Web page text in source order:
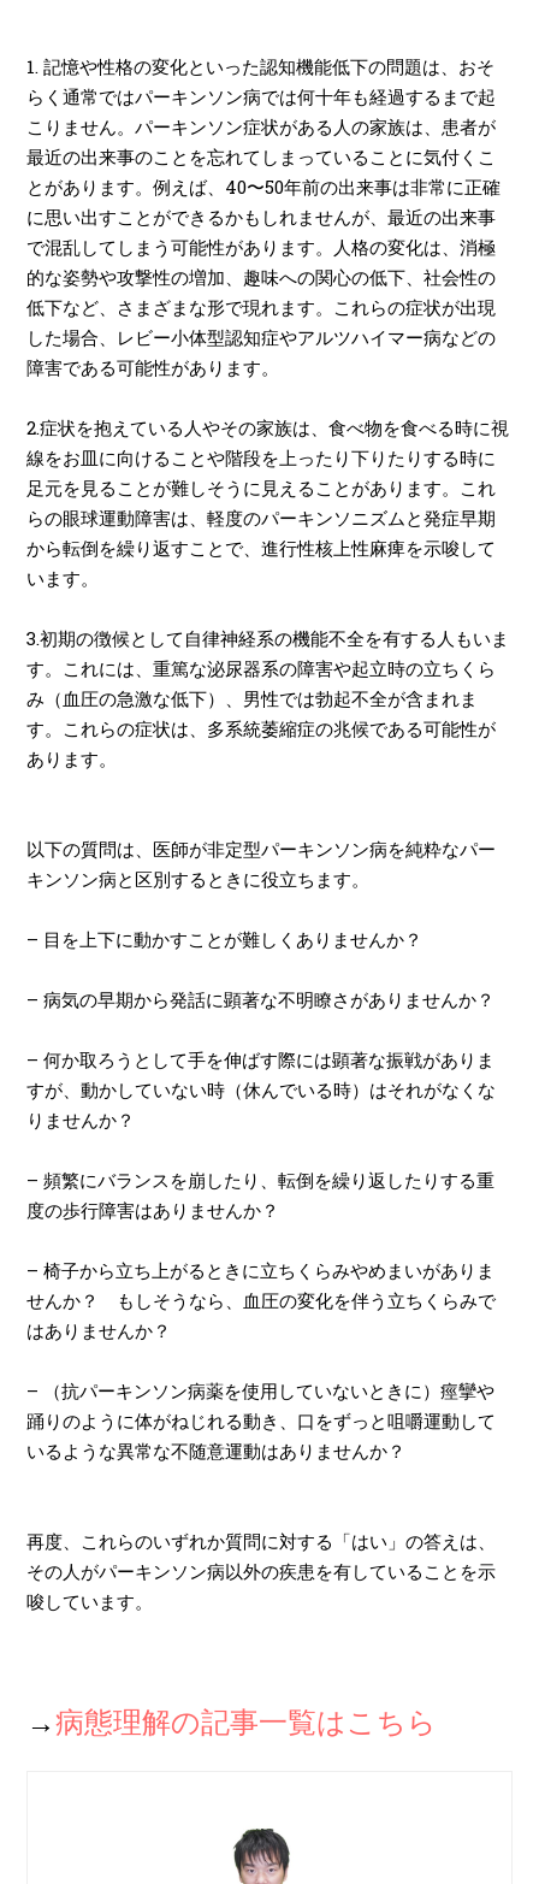
1. 記憶や性格の変化といった認知機能低下の問題は、おそ
らく通常ではパーキンソン病では何十年も経過するまで起
こりません。パーキンソン症状がある人の家族は、患者が
最近の出来事のことを忘れてしまっていることに気付くこ
とがあります。例えば、 40〜50年前の出来事は非常に正確
に思い出すことができるかもしれませんが、最近の出来事
で混乱してしまう可能性があります。人格の変化は、消極
的な姿勢や攻撃性の増加、趣味への関心の低下、社会性の
低下など、さまざまな形で現れます。これらの症状が出現
した場合、レビー小体型認知症やアルツハイマー病などの
障害である可能性があります。
2.症状を抱えている人やその家族は、食べ物を食べる時に視
線をお皿に向けることや階段を上ったり下りたりする時に
足元を見ることが難しそうに見えることがあります。これ
らの眼球運動障害は、軽度のパーキンソニズムと発症早期
から転倒を繰り返すことで、進行性核上性麻痺を示唆して
います。
3.初期の徴候として自律神経系の機能不全を有する人もいま
す。これには、重篤な泌尿器系の障害や起立時の立ちくら
み（血圧の急激な低下）、男性では勃起不全が含まれま
す。これらの症状は、多系統萎縮症の兆候である可能性が
あります。
以下の質問は、医師が非定型パーキンソン病を純粋なパー
キンソン病と区別するときに役立ちます。
– 目を上下に動かすことが難しくありませんか？
–病気の早期から発話に顕著な不明瞭さがありませんか？
–何か取ろうとして手を伸ばす際には顕著な振戦がありま
すが、動かしていない時（休んでいる時）はそれがなくな
りませんか？
–頻繁にバランスを崩したり、転倒を繰り返したりする重
度の歩行障害はありませんか？
–椅子から立ち上がるときに立ちくらみやめまいがありま
せんか？ もしそうなら、血圧の変化を伴う立ちくらみで
はありませんか？
–
（抗パーキンソン病薬を使用していないときに）痙攣や
踊りのように体がねじれる動き、口をずっと咀嚼運動して
いるような異常な不随意運動はありませんか？
再度、これらのいずれか質問に対する「はい」の答えは、
その人がパーキンソン病以外の疾患を有していることを示
唆しています。
→病態理解の記事一覧はこちら